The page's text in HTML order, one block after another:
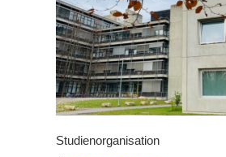
Studienorganisation